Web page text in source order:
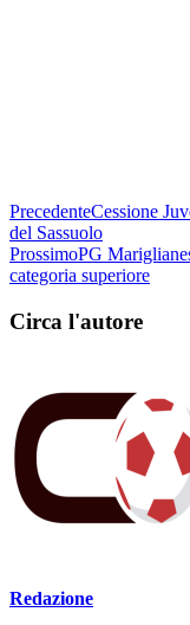
PrecedenteCessione
del Sassuolo
ProssimoPG
categoria superiore
Circa l'autore
Redazione